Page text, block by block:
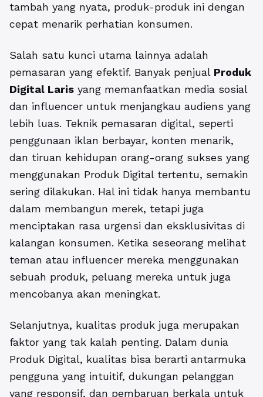
tambah yang nyata, produk-produk ini dengan
cepat menarik perhatian konsumen.
Salah satu kunci utama lainnya adalah
pemasaran yang efektif. Banyak penjual Produk
Digital Laris yang memanfaatkan media sosial
dan influencer untuk menjangkau audiens yang
lebih luas. Teknik pemasaran digital, seperti
penggunaan iklan berbayar, konten menarik,
dan tiruan kehidupan orang-orang sukses yang
menggunakan Produk Digital tertentu, semakin
sering dilakukan. Hal ini tidak hanya membantu
dalam membangun merek, tetapi juga
menciptakan rasa urgensi dan eksklusivitas di
kalangan konsumen. Ketika seseorang melihat
teman atau influencer mereka menggunakan
sebuah produk, peluang mereka untuk juga
mencobanya akan meningkat.
Selanjutnya, kualitas produk juga merupakan
faktor yang tak kalah penting. Dalam dunia
Produk Digital, kualitas bisa berarti antarmuka
pengguna yang intuitif, dukungan pelanggan
yang responsif, dan pembaruan berkala untuk